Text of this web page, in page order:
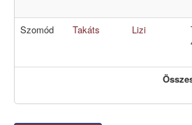
Szomód Takáts Lizi